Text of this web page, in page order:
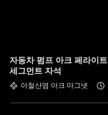
자동차 펌프 아크 페라이
세그먼트 자석
아철산염 아크 마그넷